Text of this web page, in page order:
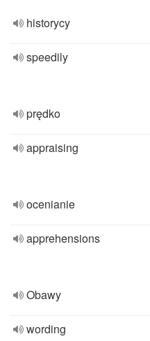
historycy
speedily
prędko
appraising
ocenianie
apprehensions
Obawy
wording